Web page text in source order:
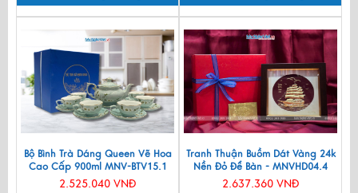
Bộ Bình Trà Dáng Queen Vẽ Hoa
Cao Cấp 900ml MNV-BTV15.1
2.525.040 VNĐ
Tranh Thuận Buồm Dát Vàng 24k
Nền Đỏ Để Bàn - MNVHD04.4
2.637.360 VNĐ